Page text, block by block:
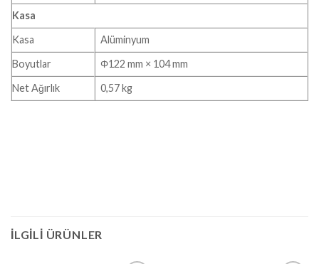
Kasa
Kasa
Alüminyum
Boyutlar
Φ122 mm × 104 mm
Net Ağırlık
0,57 kg
İLGILI ÜRÜNLER